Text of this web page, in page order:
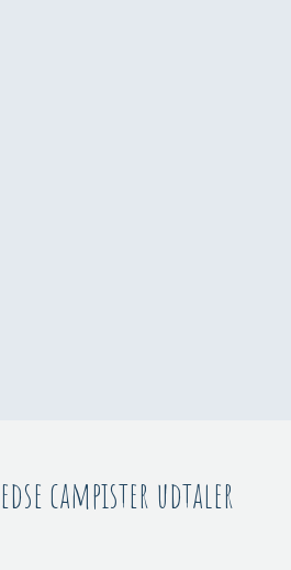
campister udtaler​